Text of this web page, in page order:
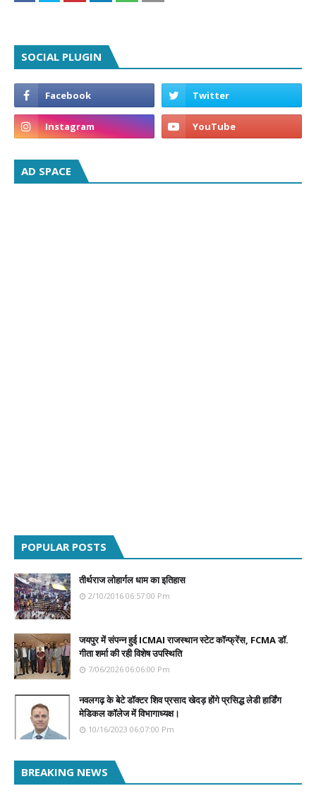
SOCIAL PLUGIN
AD SPACE
POPULAR POSTS
तीर्थराज लोहार्गल धाम का इतिहास
2/10/2016 06:57:00 Pm
जयपुर में संपन्न हुई ICMAI राजस्थान स्टेट कॉन्फ्रेंस, FCMA डॉ.
गीता शर्मा की रही विशेष उपस्थिति
7/06/2026 06:06:00 Pm
नवलगढ़ के बेटे डॉक्टर शिव प्रसाद खेदड़ होंगे प्रसिद्ध लेडी हार्डिंग
मेडिकल कॉलेज में विभागाध्यक्ष।
10/16/2023 06:07:00 Pm
BREAKING NEWS